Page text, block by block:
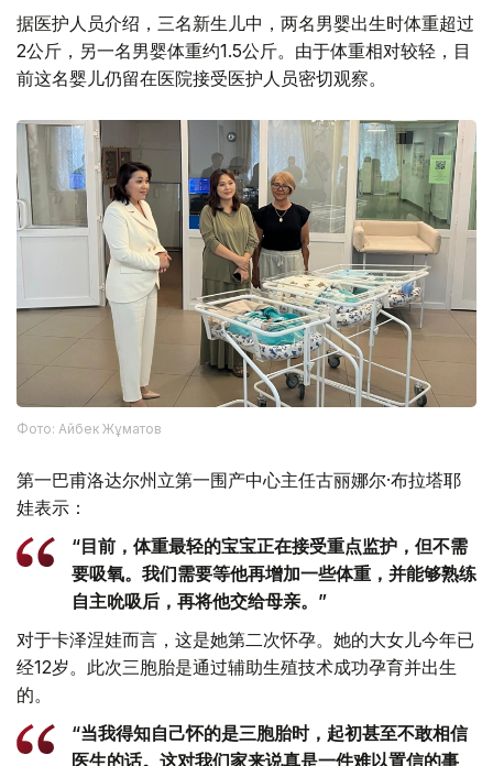
据医护人员介绍，三名新生儿中，两名男婴出生时体重超过
2公斤，另一名男婴体重约1.5公斤。由于体重相对较轻，目
前这名婴儿仍留在医院接受医护人员密切观察。
Фото: Айбек Жұматов
第一巴甫洛达尔州立第一围产中心主任古丽娜尔·布拉塔耶
娃表示：
“目前，体重最轻的宝宝正在接受重点监护，但不需
要吸氧。我们需要等他再增加一些体重，并能够熟练
自主吮吸后，再将他交给母亲。”
对于卡泽涅娃而言，这是她第二次怀孕。她的大女儿今年已
经12岁。此次三胞胎是通过辅助生殖技术成功孕育并出生
的。
“当我得知自己怀的是三胞胎时，起初甚至不敢相信
医生的话。这对我们家来说真是一件难以置信的事